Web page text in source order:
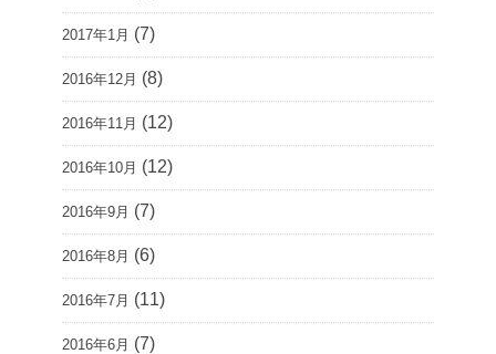
2017年1月 (7)
2016年12月 (8)
2016年11月 (12)
2016年10月 (12)
2016年9月 (7)
2016年8月 (6)
2016年7月 (11)
2016年6月 (7)